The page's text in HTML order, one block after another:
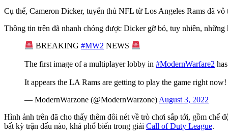
Cụ thể, Cameron Dicker, tuyển thủ NFL từ Los Angeles Rams đã
Thông tin trên đã nhanh chóng được Dicker gỡ bỏ, tuy nhiên,
BREAKING#MW2 NEWS
The first image of a multiplayer lobby in #ModernWarfare2
It appears the LA Rams are getting to play the game right now!
— ModernWarzone (@ModernWarzone) August 3, 2022
Hình ảnh trên đã cho thấy thêm đôi nét về trò chơi sắp tới, gồm chế
bất kỳ trận đấu nào, khá phổ biến trong giải Call of Duty League.